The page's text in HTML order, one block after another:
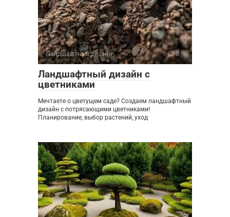
Ландшафтный дизайн 0
Ландшафтный дизайн с
цветниками
Мечтаете о цветущем саде? Создаем ландшафтный
дизайн с потрясающими цветниками!
Планирование, выбор растений, уход